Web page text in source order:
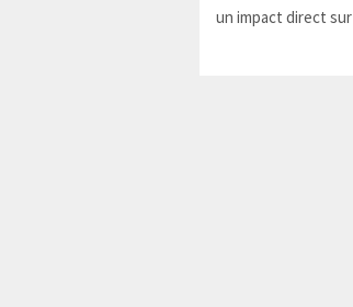
un impact direct